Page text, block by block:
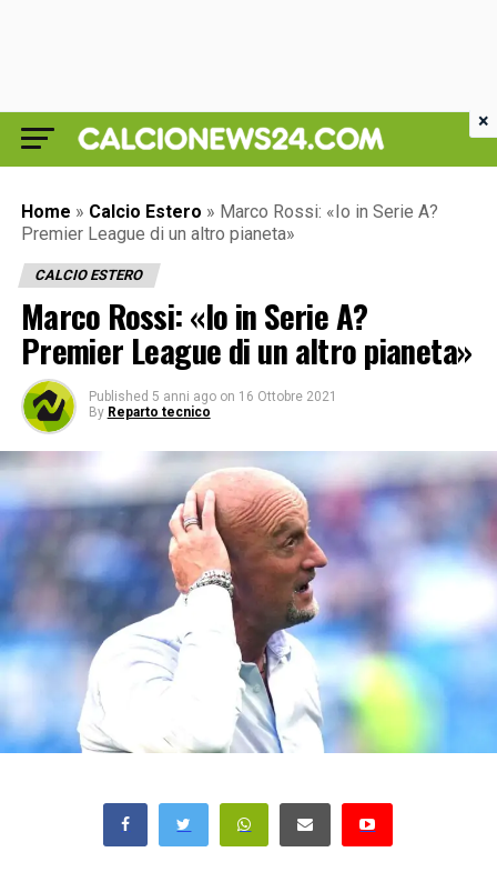
Home » Calcio Estero » Marco Rossi: «Io in Serie A?
Premier League di un altro pianeta»
CALCIO ESTERO
Marco Rossi: «Io in Serie A?
Premier League di un altro pianeta»
Published 5 anni ago on 16 Ottobre 2021
By Reparto tecnico
×